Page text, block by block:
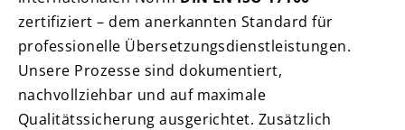
zertifiziert – dem anerkannten Standard für
professionelle Übersetzungsdienstleistungen.
Unsere Prozesse sind dokumentiert,
nachvollziehbar und auf maximale
Qualitätssicherung ausgerichtet. Zusätzlich